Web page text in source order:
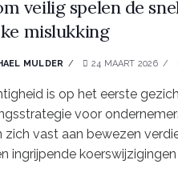
veilig spelen de
mislukking
MULDER 24 MAART 2026
is op het eerste
voor
zich vast aan bewezen
ingrijpende koerswijzigingen